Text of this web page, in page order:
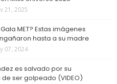
21, 2025
MET? Estas imágenes
hasta a su madre
07, 2024
es salvado por su
ser golpeado (VIDEO)